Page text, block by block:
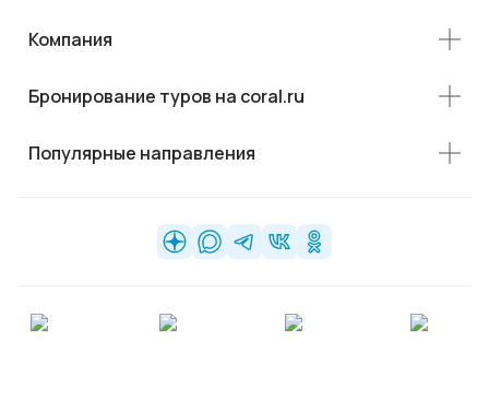
Компания
Бронирование туров на coral.ru
Популярные направления